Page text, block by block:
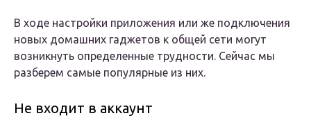
В ходе настройки приложения или же подключения
новых домашних гаджетов к общей сети могут
возникнуть определенные трудности. Сейчас мы
разберем самые популярные из них.
Не входит в аккаунт